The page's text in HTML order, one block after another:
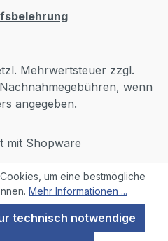
Mehrwertsteuer zzgl.
wenn
angegeben.
mit Shopware
um eine bestmögliche
Mehr Informationen ...
technisch notwendige